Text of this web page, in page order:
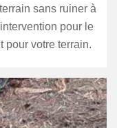
sans ruiner à
pour le
pour votre terrain.